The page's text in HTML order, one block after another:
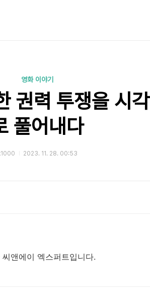
영화 이야기
권력 투쟁을 시
풀어내다
2023. 11. 28. 00:53
앤에이 엑스퍼트입니다.